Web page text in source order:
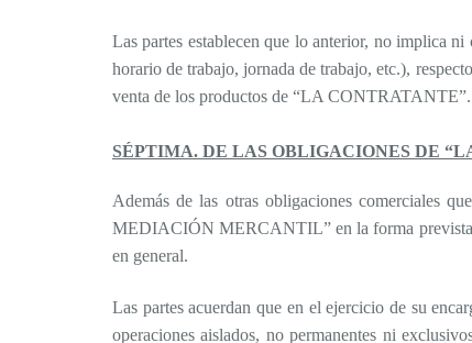
Las partes establecen que lo anterior, no implica
horario de trabajo, jornada de trabajo, etc.),
venta de los productos de “LA CONTRATANTE”.
SÉPTIMA. DE LAS OBLIGACIONES DE
Además de las otras obligaciones comerciales
MEDIACIÓN MERCANTIL” en la forma prevista
en general.
Las partes acuerdan que en el ejercicio de su
operaciones aislados, no permanentes ni